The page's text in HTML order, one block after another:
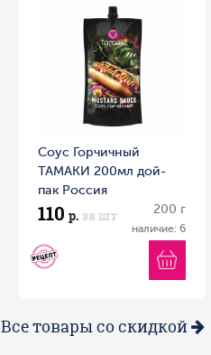
Соус Горчичный
ТАМАКИ 200мл дой-
пак Россия
110 р. за шт 200 г
наличие: 6
Все товары со скидкой